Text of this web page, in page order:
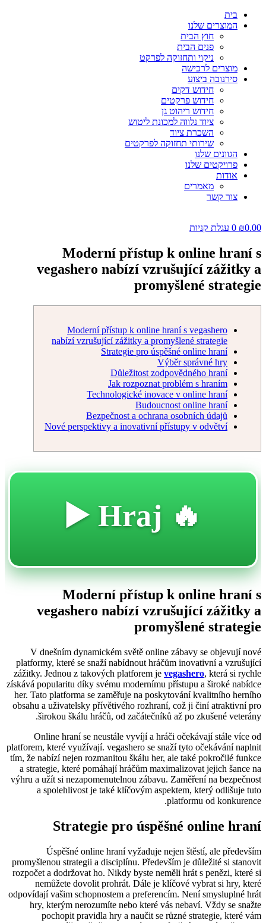
בית
המוצרים שלנו
חוץ הבית
פנים הבית
ניקוי ותחזוקה לפרקט
מוצרים לרכישה
סירנובה ביצוע
חידוש דקים
חידוש פרקטים
חידוש ריהוט גן
ציוד נלווה למכונת ליטוש
השכרת ציוד
שירותי תחזוקה לפרקטים
הגוונים שלנו
פרויקטים שלנו
אודות
מאמרים
צור קשר
₪0.00
0 עגלת קניות
Moderní přístup k online hraní s
vegashero nabízí vzrušující zážitky a
promyšlené strategie
Moderní přístup k online hraní s vegashero
nabízí vzrušující zážitky a promyšlené strategie
Strategie pro úspěšné online hraní
Výběr správné hry
Důležitost zodpovědného hraní
Jak rozpoznat problém s hraním
Technologické inovace v online hraní
Budoucnost online hraní
Bezpečnost a ochrana osobních údajů
Nové perspektivy a inovativní přístupy v odvětví
🔥 Hraj ▶️
Moderní přístup k online hraní s
vegashero nabízí vzrušující zážitky a
promyšlené strategie
V dnešním dynamickém světě online zábavy se objevují nové
platformy, které se snaží nabídnout hráčům inovativní a vzrušující
zážitky. Jednou z takových platforem je vegashero, která si rychle
získává popularitu díky svému modernímu přístupu a široké nabídce
her. Tato platforma se zaměřuje na poskytování kvalitního herního
obsahu a uživatelsky přívětivého rozhraní, což ji činí atraktivní pro
širokou škálu hráčů, od začátečníků až po zkušené veterány.
Online hraní se neustále vyvíjí a hráči očekávají stále více od
platforem, které využívají. vegashero se snaží tyto očekávání naplnit
tím, že nabízí nejen rozmanitou škálu her, ale také pokročilé funkce
a strategie, které pomáhají hráčům maximalizovat jejich šance na
výhru a užít si nezapomenutelnou zábavu. Zaměření na bezpečnost
a spolehlivost je také klíčovým aspektem, který odlišuje tuto
platformu od konkurence.
Strategie pro úspěšné online hraní
Úspěšné online hraní vyžaduje nejen štěstí, ale především
promyšlenou strategii a disciplínu. Především je důležité si stanovit
rozpočet a dodržovat ho. Nikdy byste neměli hrát s penězi, které si
nemůžete dovolit prohrát. Dále je klíčové vybrat si hry, které
odpovídají vašim schopnostem a preferencím. Není smysluplné hrát
hry, kterým nerozumíte nebo které vás nebaví. Vždy se snažte
pochopit pravidla hry a naučit se různé strategie, které vám